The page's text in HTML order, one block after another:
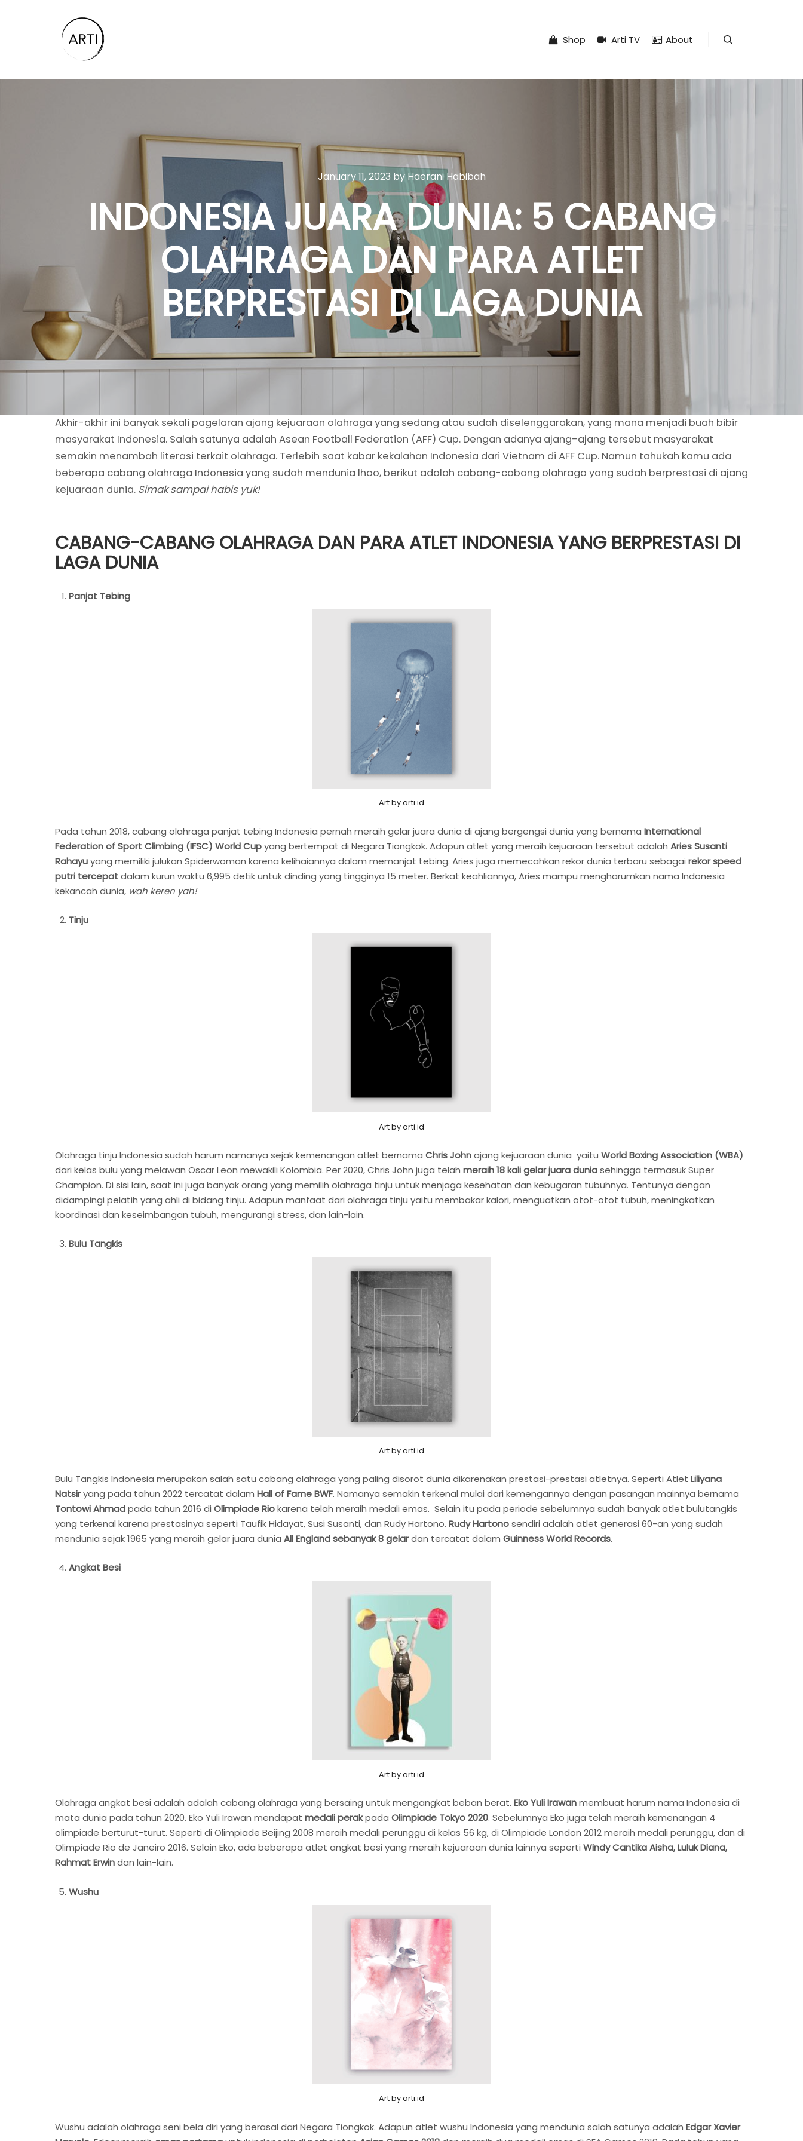
Shop Arti TV About
January 11, 2023 by Haerani Habibah
INDONESIA JUARA DUNIA: 5 CABANG
OLAHRAGA DAN PARA ATLET
BERPRESTASI DI LAGA DUNIA
Akhir-akhir ini banyak sekali pagelaran ajang kejuaraan olahraga yang sedang atau sudah diselenggarakan, yang mana menjadi buah bibir
masyarakat Indonesia. Salah satunya adalah Asean Football Federation (AFF) Cup. Dengan adanya ajang-ajang tersebut masyarakat
semakin menambah literasi terkait olahraga. Terlebih saat kabar kekalahan Indonesia dari Vietnam di AFF Cup. Namun tahukah kamu ada
beberapa cabang olahraga Indonesia yang sudah mendunia lhoo, berikut adalah cabang-cabang olahraga yang sudah berprestasi di ajang
kejuaraan dunia. Simak sampai habis yuk!
CABANG-CABANG OLAHRAGA DAN PARA ATLET INDONESIA YANG BERPRESTASI DI
LAGA DUNIA
Panjat Tebing
Art by arti.id
Pada tahun 2018, cabang olahraga panjat tebing Indonesia pernah meraih gelar juara dunia di ajang bergengsi dunia yang bernama International
Federation of Sport Climbing (IFSC) World Cupyang bertempat di Negara Tiongkok. Adapun atlet yang meraih kejuaraan tersebut adalah Aries Susanti
Rahayuyang memiliki julukan Spiderwoman karena kelihaiannya dalam memanjat tebing. Aries juga memecahkan rekor dunia terbaru sebagai rekor speed
putri tercepatdalam kurun waktu 6,995 detik untuk dinding yang tingginya 15 meter. Berkat keahliannya, Aries mampu mengharumkan nama Indonesia
kekancah dunia, wah keren yah!
Tinju
Art by arti.id
Olahraga tinju Indonesia sudah harum namanya sejak kemenangan atlet bernama Chris Johnajang kejuaraan dunia yaitu World Boxing Association (WBA)
dari kelas bulu yang melawan Oscar Leon mewakili Kolombia. Per 2020, Chris John juga telah meraih 18 kali gelar juara duniasehingga termasuk Super
Champion. Di sisi lain, saat ini juga banyak orang yang memilih olahraga tinju untuk menjaga kesehatan dan kebugaran tubuhnya. Tentunya dengan
didampingi pelatih yang ahli di bidang tinju. Adapun manfaat dari olahraga tinju yaitu membakar kalori, menguatkan otot-otot tubuh, meningkatkan
koordinasi dan keseimbangan tubuh, mengurangi stress, dan lain-lain.
Bulu Tangkis
Art by arti.id
Bulu Tangkis Indonesia merupakan salah satu cabang olahraga yang paling disorot dunia dikarenakan prestasi-prestasi atletnya. Seperti Atlet Liliyana
Natsiryang pada tahun 2022 tercatat dalam Hall of Fame BWF. Namanya semakin terkenal mulai dari kemengannya dengan pasangan mainnya bernama
Tontowi Ahmadpada tahun 2016 di Olimpiade Riokarena telah meraih medali emas. Selain itu pada periode sebelumnya sudah banyak atlet bulutangkis
yang terkenal karena prestasinya seperti Taufik Hidayat, Susi Susanti, dan Rudy Hartono. Rudy Hartonosendiri adalah atlet generasi 60-an yang sudah
mendunia sejak 1965 yang meraih gelar juara dunia All England sebanyak 8 gelardan tercatat dalam Guinness World Records.
Angkat Besi
Art by arti.id
Olahraga angkat besi adalah adalah cabang olahraga yang bersaing untuk mengangkat beban berat. Eko Yuli Irawanmembuat harum nama Indonesia di
mata dunia pada tahun 2020. Eko Yuli Irawan mendapat medali perakpada Olimpiade Tokyo 2020. Sebelumnya Eko juga telah meraih kemenangan 4
olimpiade berturut-turut. Seperti di Olimpiade Beijing 2008 meraih medali perunggu di kelas 56 kg, di Olimpiade London 2012 meraih medali perunggu, dan di
Olimpiade Rio de Janeiro 2016. Selain Eko, ada beberapa atlet angkat besi yang meraih kejuaraan dunia lainnya seperti Windy Cantika Aisha, Luluk Diana,
Rahmat Erwindan lain-lain.
Wushu
Art by arti.id
Wushu adalah olahraga seni bela diri yang berasal dari Negara Tiongkok. Adapun atlet wushu Indonesia yang mendunia salah satunya adalah Edgar Xavier